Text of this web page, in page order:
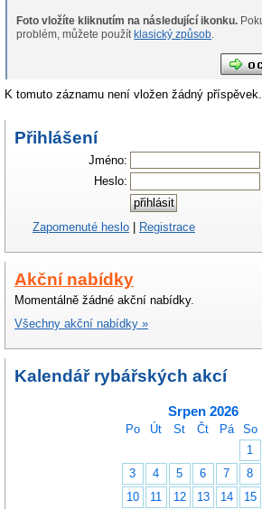
Foto vložíte kliknutím na následující ikonku.
problém, můžete použítklasický způsob.
K tomuto záznamu není vložen žádný příspěvek.
Přihlášení
Jméno:
Heslo:
Zapomenuté heslo | Registrace
Akční nabídky
Momentálně žádné akční nabídky.
Všechny akční nabídky »
Kalendář rybářských akcí
Srpen 2026
Po Út St Čt Pá So
1
3
4 5 6 7 8
10
11 12 13 14 15